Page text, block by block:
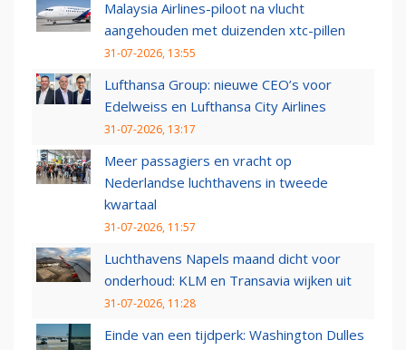
Malaysia Airlines-piloot na vlucht
aangehouden met duizenden xtc-pillen
31-07-2026, 13:55
Lufthansa Group: nieuwe CEO’s voor
Edelweiss en Lufthansa City Airlines
31-07-2026, 13:17
Meer passagiers en vracht op
Nederlandse luchthavens in tweede
kwartaal
31-07-2026, 11:57
Luchthavens Napels maand dicht voor
onderhoud: KLM en Transavia wijken uit
31-07-2026, 11:28
Einde van een tijdperk: Washington Dulles